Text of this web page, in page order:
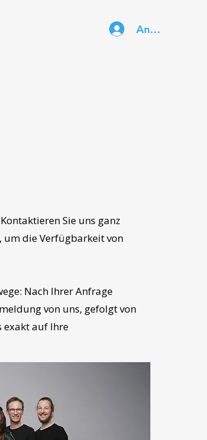
Anmelden
Sie uns ganz
die Verfügbarkeit von
Nach Ihrer Anfrage
von uns, gefolgt von
exakt auf Ihre